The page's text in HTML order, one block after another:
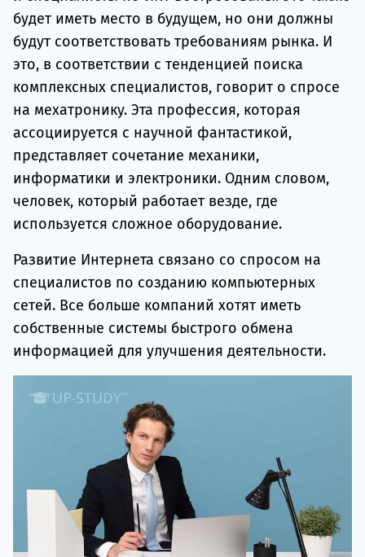
будет иметь место в будущем, но они должны
будут соответствовать требованиям рынка. И
это, в соответствии с тенденцией поиска
комплексных специалистов, говорит о спросе
на мехатронику. Эта профессия, которая
ассоциируется с научной фантастикой,
представляет сочетание механики,
информатики и электроники. Одним словом,
человек, который работает везде, где
используется сложное оборудование.
Развитие Интернета связано со спросом на
специалистов по созданию компьютерных
сетей. Все больше компаний хотят иметь
собственные системы быстрого обмена
информацией для улучшения деятельности.